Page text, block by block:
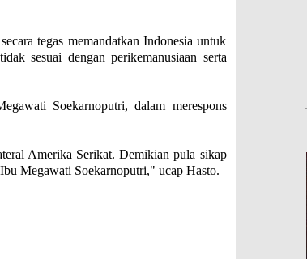
tegas memandatkan Indonesia untuk
sesuai dengan perikemanusiaan serta
Soekarnoputri, dalam merespons
Amerika Serikat. Demikian pula sikap
Megawati Soekarnoputri," ucap Hasto.